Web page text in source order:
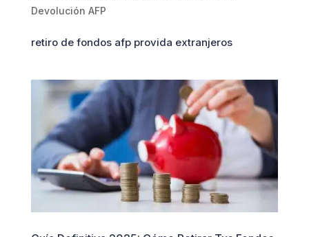
Devolución AFP
retiro de fondos afp provida extranjeros